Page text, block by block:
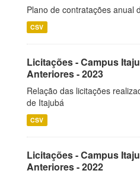
Plano de contratações anual
CSV
Licitações - Campus
Anteriores - 2023
Relação das licitações
de Itajubá
CSV
Licitações - Campus
Anteriores - 2022